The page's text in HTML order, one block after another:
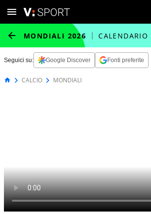
MONDIALI 2026 CALENDARIO
Seguici su: Google Discover Fonti preferite
CALCIO MONDIALI